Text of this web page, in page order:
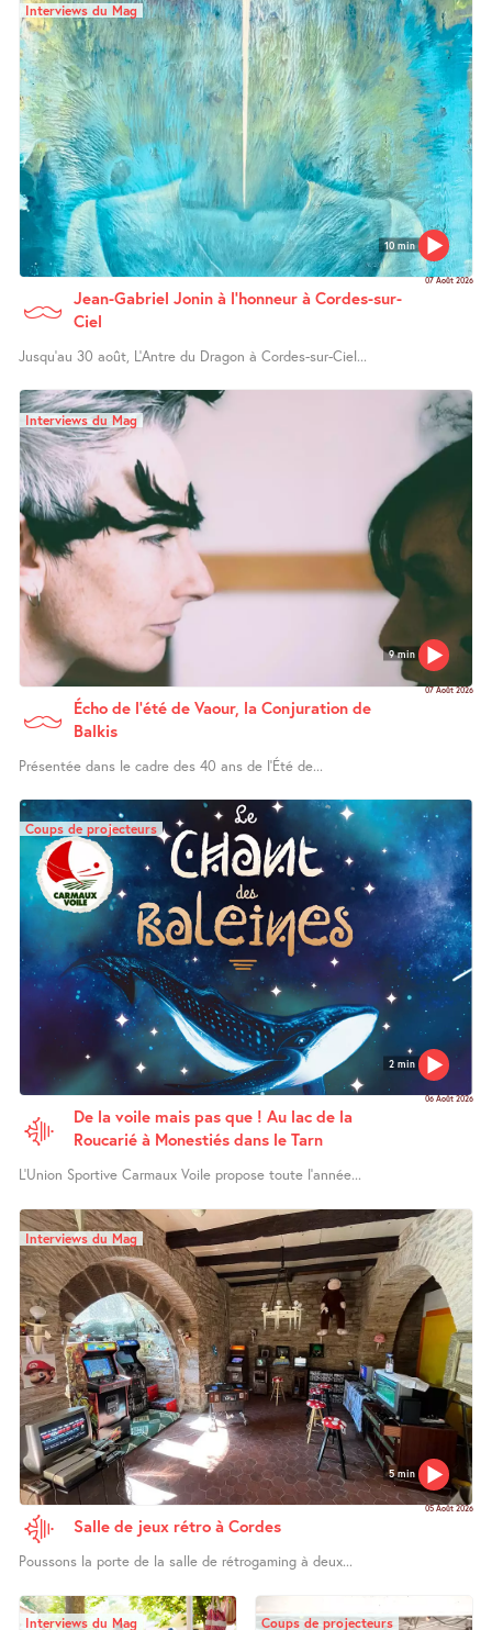
10 min
Interviews du Mag
07 Août 2026
Jean-Gabriel Jonin à l’honneur à Cordes-sur-
Ciel
Jusqu’au 30 août, L’Antre du Dragon à Cordes-sur-Ciel...
9 min
Interviews du Mag
07 Août 2026
Écho de l’été de Vaour, la Conjuration de
Balkis
Présentée dans le cadre des 40 ans de l’Été de...
2 min
Coups de projecteurs
06 Août 2026
De la voile mais pas que ! Au lac de la
Roucarié à Monestiés dans le Tarn
L’Union Sportive Carmaux Voile propose toute l’année...
5 min
Interviews du Mag
05 Août 2026
Salle de jeux rétro à Cordes
Poussons la porte de la salle de rétrogaming à deux...
Interviews du Mag Coups de projecteurs